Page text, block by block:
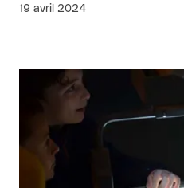
19 avril 2024